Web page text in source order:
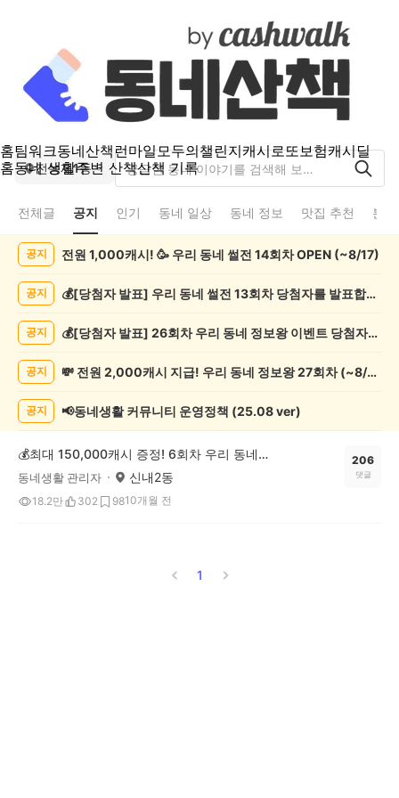
홈팀워크동네산책런마일모두의챌린지캐시로또보험캐시딜
홈동네 생활주변 산책산책 기록
전농제1동
전체글 공지 인기 동네 일상 동네 정보 맛집 추천 분
록
공지 전원 1,000캐시! 🥳 우리 동네 썰전 14회차 OPEN (~8/17)
공지 💰[당첨자 발표] 우리 동네 썰전 13회차 당첨자를 발표합니다!
공지 💰[당첨자 발표] 26회차 우리 동네 정보왕 이벤트 당첨자를 발표합니다!
공지 💸 전원 2,000캐시 지급! 우리 동네 정보왕 27회차 (~8/10)
공지 📢동네생활 커뮤니티 운영정책 (25.08 ver)
💰최대 150,000캐시 증정! 6회차 우리 동네 정보왕 이벤트
동네생활 관리자 신내2동
18.2만 302 9810개월 전
206
댓글
1